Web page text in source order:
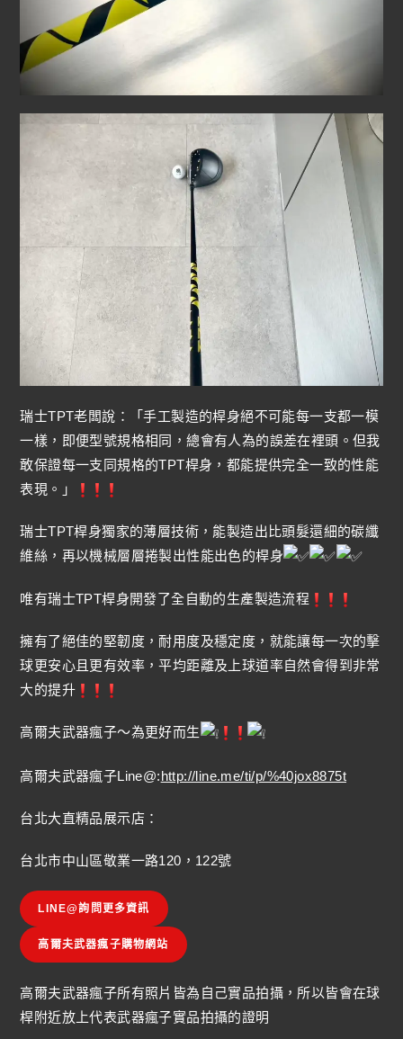
瑞士TPT老闆說：「手工製造的桿身絕不可能每一支都一模
一樣，即便型號規格相同，總會有人為的誤差在裡頭。但我
敢保證每一支同規格的TPT桿身，都能提供完全一致的性能
表現。」
瑞士TPT桿身獨家的薄層技術，能製造出比頭髮還細的碳纖
維絲，再以機械層層捲製出性能出色的桿身
唯有瑞士TPT桿身開發了全自動的生產製造流程
擁有了絕佳的堅韌度，耐用度及穩定度，就能讓每一次的擊
球更安心且更有效率，平均距離及上球道率自然會得到非常
大的提升
高爾夫武器瘋子～為更好而生
高爾夫武器瘋子Line@:http://line.me/ti/p/%40jox8875t
台北大直精品展示店：
台北市中山區敬業一路120，122號
LINE@詢問更多資訊
高爾夫武器瘋子購物網站
高爾夫武器瘋子所有照片皆為自己實品拍攝，所以皆會在球
桿附近放上代表武器瘋子實品拍攝的證明